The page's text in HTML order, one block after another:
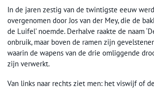
In de jaren zestig van de twintigste eeuw
overgenomen door Jos van der Mey, die de
de Luifel’ noemde. Derhalve raakte de naam
onbruik, maar boven de ramen zijn
waarin de wapens van de drie omliggende
zijn verwerkt.
Van links naar rechts ziet men: het viswijf of